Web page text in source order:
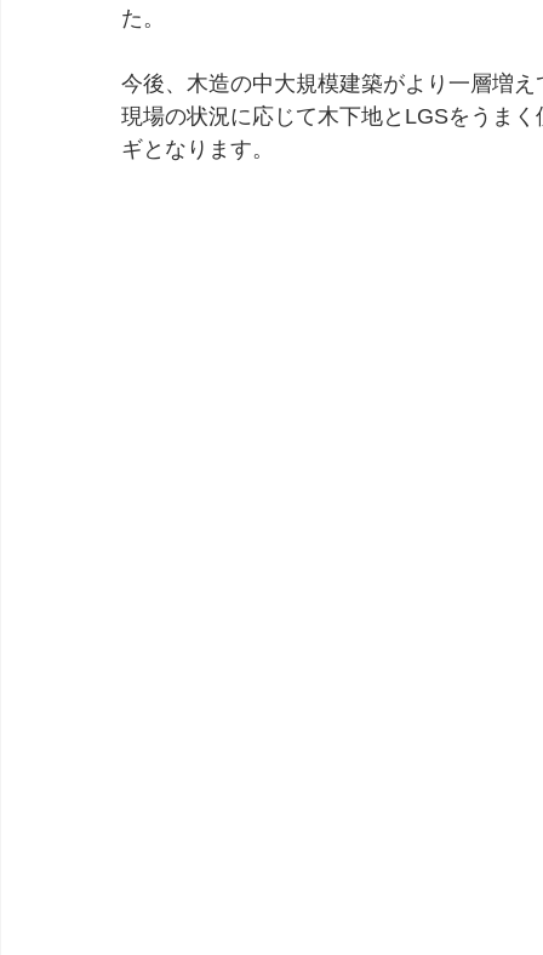
た。
今後、木造の中大規模建築がより一層増
現場の状況に応じて木下地とLGSをうま
ギとなります。